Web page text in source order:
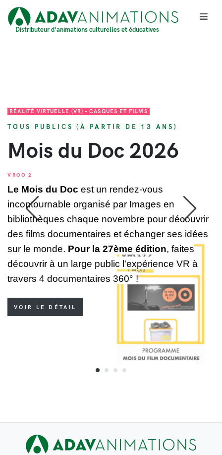
Distributeur d'animations culturelles et éducatives
RÉALITÉ VIRTUELLE (VR) - CASQUES ET FILMS
TOUS PUBLICS (À PARTIR DE 13 ANS)
Mois du Doc 2026
VROO 2
Le Mois du Doc est un rendez-vous
incontournable organisé par Images en
bibliothèques chaque novembre pour découvrir
des films documentaires et échanger ses idées
sur le monde. Pour la 27ème édition, faites
découvrir à un large public l'expérience VR à
travers 4 documentaires 360° !
VOIR LE DÉTAIL